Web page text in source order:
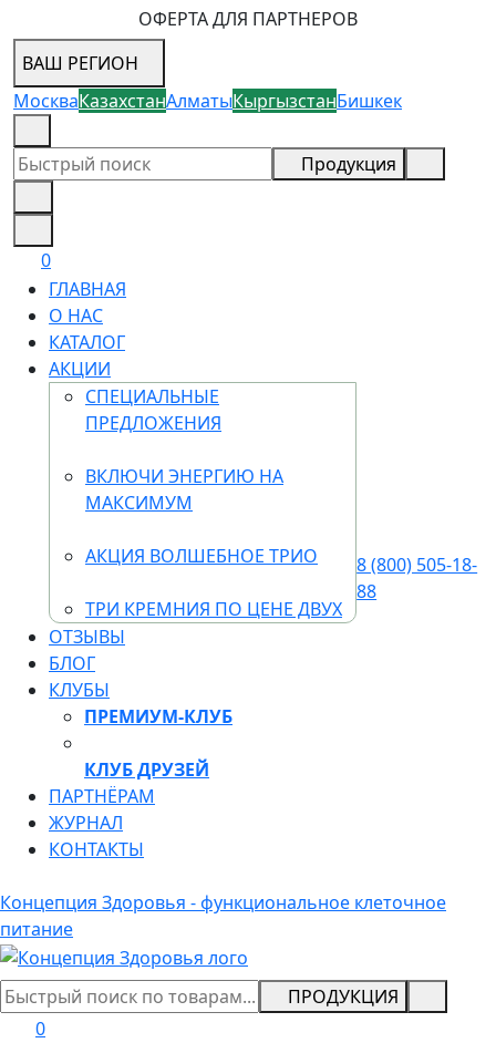
ОФЕРТА ДЛЯ ПАРТНЕРОВ
ВАШ РЕГИОН
МоскваКазахстанАлматыКыргызстанБишкек
Продукция
0
ГЛАВНАЯ
О НАС
КАТАЛОГ
АКЦИИ
СПЕЦИАЛЬНЫЕ
ПРЕДЛОЖЕНИЯ
ВКЛЮЧИ ЭНЕРГИЮ НА
МАКСИМУМ
АКЦИЯ ВОЛШЕБНОЕ ТРИО
ТРИ КРЕМНИЯ ПО ЦЕНЕ ДВУХ
ОТЗЫВЫ
БЛОГ
КЛУБЫ
ПРЕМИУМ-КЛУБ
КЛУБ ДРУЗЕЙ
ПАРТНЁРАМ
ЖУРНАЛ
КОНТАКТЫ
8 (800) 505-18-
88
Концепция Здоровья - функциональное клеточное
питание
ПРОДУКЦИЯ
0